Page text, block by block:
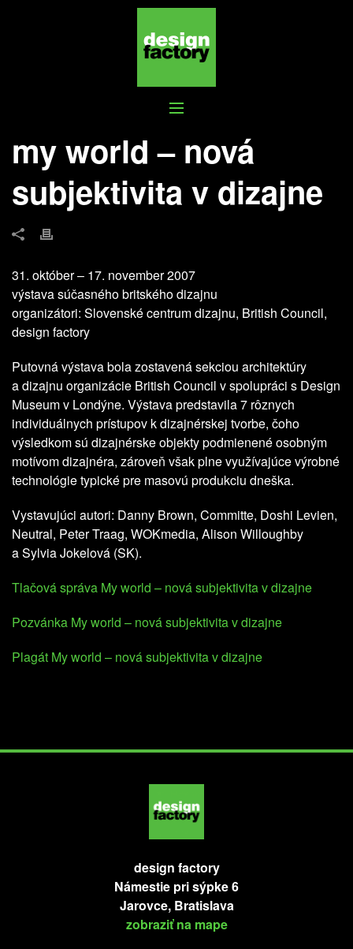
MY WORLD – NOVÁ SUBJEKTIVITA V
my world – nová
subjektivita v dizajne
31. október – 17. november 2007
výstava súčasného britského dizajnu
organizátori: Slovenské centrum dizajnu, British Council,
design factory
Putovná výstava bola zostavená sekciou architektúry
a dizajnu organizácie British Council v spolupráci s Design
Museum v Londýne. Výstava predstavila 7 rôznych
individuálnych prístupov k dizajnérskej tvorbe, čoho
výsledkom sú dizajnérske objekty podmienené osobným
motívom dizajnéra, zároveň však plne využívajúce výrobné
technológie typické pre masovú produkciu dneška.
Vystavujúci autori: Danny Brown, Committe, Doshi Levien,
Neutral, Peter Traag, WOKmedia, Alison Willoughby
a Sylvia Jokelová (SK).
Tlačová správa My world – nová subjektivita v dizajne
Pozvánka My world – nová subjektivita v dizajne
Plagát My world – nová subjektivita v dizajne
design factory
Námestie pri sýpke 6
Jarovce, Bratislava
zobraziť na mape